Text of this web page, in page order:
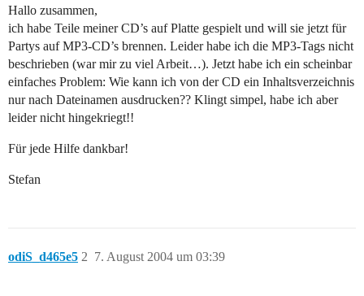
Hallo zusammen,
ich habe Teile meiner CD’s auf Platte gespielt und will sie jetzt für
Partys auf MP3-CD’s brennen. Leider habe ich die MP3-Tags nicht
beschrieben (war mir zu viel Arbeit…). Jetzt habe ich ein scheinbar
einfaches Problem: Wie kann ich von der CD ein Inhaltsverzeichnis
nur nach Dateinamen ausdrucken?? Klingt simpel, habe ich aber
leider nicht hingekriegt!!
Für jede Hilfe dankbar!
Stefan
odiS_d465e5 7. August 2004 um 03:39
2